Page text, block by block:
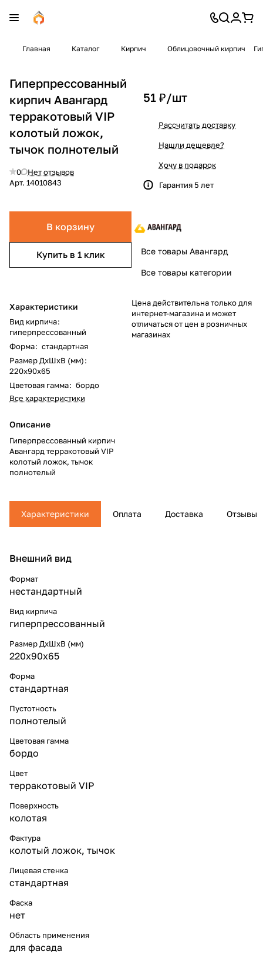
Главная Каталог Кирпич Облицовочный кирпич
Гиперпрессованный
кирпич Авангард
терракотовый VIP
колотый ложок,
тычок полнотелый
0
Нет отзывов
Арт. 14010843
В корзину
Купить в 1 клик
Характеристики
Вид кирпича:
гиперпрессованный
Форма: стандартная
Размер ДхШхВ (мм):
220x90x65
Цветовая гамма: бордо
Все характеристики
Описание
Гиперпрессованный кирпич
Авангард терракотовый VIP
колотый ложок, тычок
полнотелый
51 ₽/шт
Рассчитать доставку
Нашли дешевле?
Хочу в подарок
Гарантия 5 лет
Все товары Авангард
Все товары категории
Цена действительна только для
интернет-магазина и может
отличаться от цен в розничных
магазинах
Характеристики Оплата Доставка Отзывы
Внешний вид
Формат
нестандартный
Вид кирпича
гиперпрессованный
Размер ДхШхВ (мм)
220x90x65
Форма
стандартная
Пустотность
полнотелый
Цветовая гамма
бордо
Цвет
терракотовый VIP
Поверхность
колотая
Фактура
колотый ложок, тычок
Лицевая стенка
стандартная
Фаска
нет
Область применения
для фасада